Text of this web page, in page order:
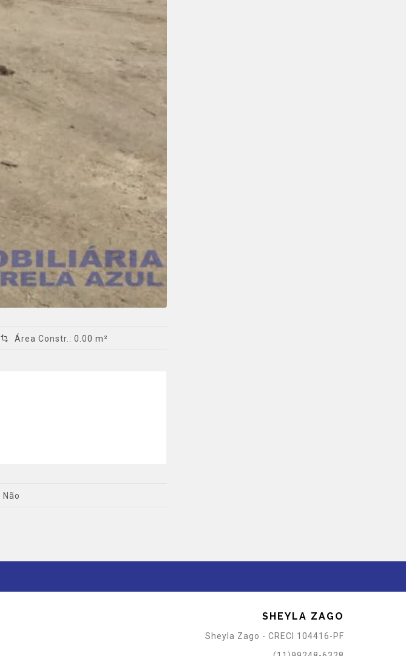
Área Constr.: 0.00 m²
Não
SHEYLA ZAGO
Sheyla Zago - CRECI 104416-PF